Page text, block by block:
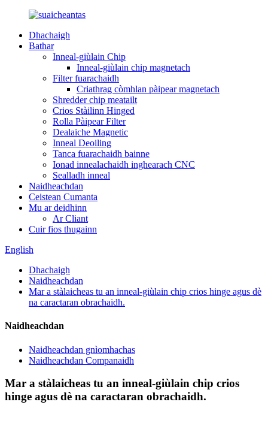
Dhachaigh
Bathar
Inneal-giùlain Chip
Inneal-giùlain chip magnetach
Filter fuarachaidh
Criathrag còmhlan pàipear magnetach
Shredder chip meatailt
Crios Stàilinn Hinged
Rolla Pàipear Filter
Dealaiche Magnetic
Inneal Deoiling
Tanca fuarachaidh bainne
Ionad innealachaidh inghearach CNC
Sealladh inneal
Naidheachdan
Ceistean Cumanta
Mu ar deidhinn
Ar Cliant
Cuir fios thugainn
English
Dhachaigh
Naidheachdan
Mar a stàlaicheas tu an inneal-giùlain chip crios hinge agus dè
na caractaran obrachaidh.
Naidheachdan
Naidheachdan gnìomhachas
Naidheachdan Companaidh
Mar a stàlaicheas tu an inneal-giùlain chip crios
hinge agus dè na caractaran obrachaidh.